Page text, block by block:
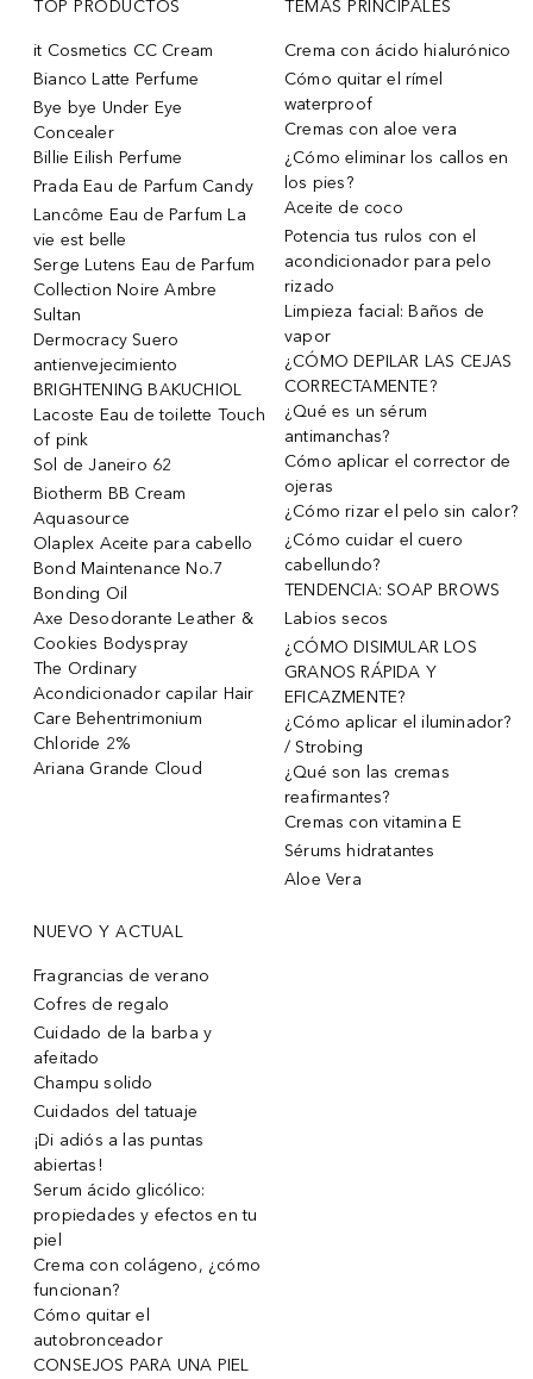
TOP PRODUCTOS
it Cosmetics CC Cream
Bianco Latte Perfume
Bye bye Under Eye
Concealer
Billie Eilish Perfume
Prada Eau de Parfum Candy
Lancôme Eau de Parfum La
vie est belle
Serge Lutens Eau de Parfum
Collection Noire Ambre
Sultan
Dermocracy Suero
antienvejecimiento
BRIGHTENING BAKUCHIOL
Lacoste Eau de toilette Touch
of pink
Sol de Janeiro 62
Biotherm BB Cream
Aquasource
Olaplex Aceite para cabello
Bond Maintenance No.7
Bonding Oil
Axe Desodorante Leather &
Cookies Bodyspray
The Ordinary
Acondicionador capilar Hair
Care Behentrimonium
Chloride 2%
Ariana Grande Cloud
TEMAS PRINCIPALES
Crema con ácido hialurónico
Cómo quitar el rímel
waterproof
Cremas con aloe vera
¿Cómo eliminar los callos en
los pies?
Aceite de coco
Potencia tus rulos con el
acondicionador para pelo
rizado
Limpieza facial: Baños de
vapor
¿CÓMO DEPILAR LAS CEJAS
CORRECTAMENTE?
¿Qué es un sérum
antimanchas?
Cómo aplicar el corrector de
ojeras
¿Cómo rizar el pelo sin calor?
¿Cómo cuidar el cuero
cabellundo?
TENDENCIA: SOAP BROWS
Labios secos
¿CÓMO DISIMULAR LOS
GRANOS RÁPIDA Y
EFICAZMENTE?
¿Cómo aplicar el iluminador?
/ Strobing
¿Qué son las cremas
reafirmantes?
Cremas con vitamina E
Sérums hidratantes
Aloe Vera
NUEVO Y ACTUAL
Fragrancias de verano
Cofres de regalo
Cuidado de la barba y
afeitado
Champu solido
Cuidados del tatuaje
¡Di adiós a las puntas
abiertas!
Serum ácido glicólico:
propiedades y efectos en tu
piel
Crema con colágeno, ¿cómo
funcionan?
Cómo quitar el
autobronceador
CONSEJOS PARA UNA PIEL